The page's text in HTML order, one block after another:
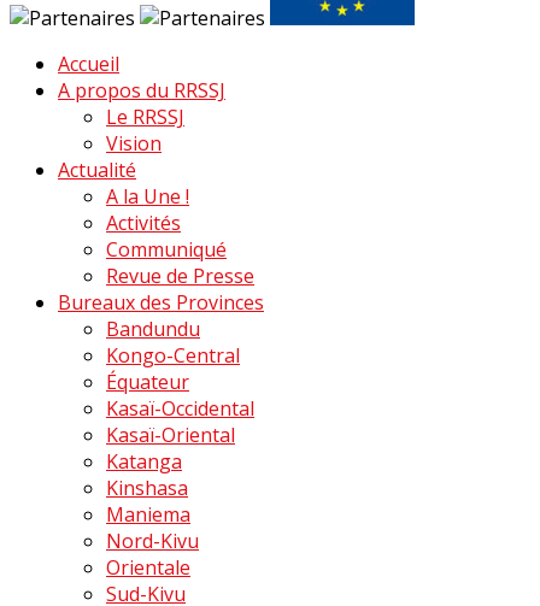
Accueil
A propos du RRSSJ
Le RRSSJ
Vision
Actualité
A la Une !
Activités
Communiqué
Revue de Presse
Bureaux des Provinces
Bandundu
Kongo-Central
Équateur
Kasaï-Occidental
Kasaï-Oriental
Katanga
Kinshasa
Maniema
Nord-Kivu
Orientale
Sud-Kivu